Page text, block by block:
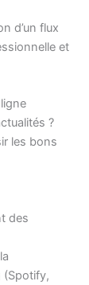
d’un flux
et
?
les bons
des
(Spotify,